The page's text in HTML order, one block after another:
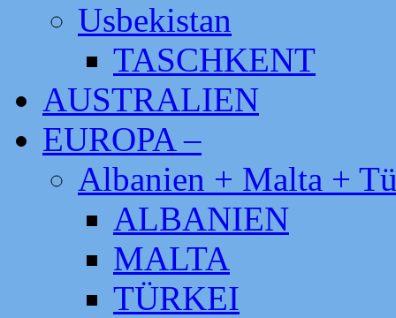
Usbekistan
TASCHKENT
AUSTRALIEN
EUROPA –
Albanien + Malta +
ALBANIEN
MALTA
TÜRKEI